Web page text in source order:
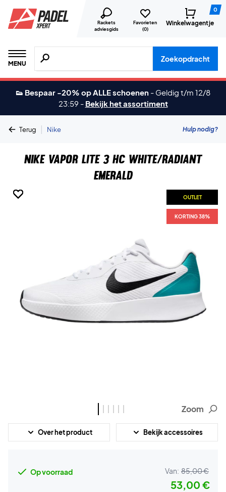
Rackets
adviesgids
Favorieten
(0)
0
Winkelwagentje
MENU
Zoeken naar producten, merken etc.
Zoekopdracht
👟 Bespaar -20% op ALLE schoenen - Geldig t/m 12/8
23:59 - Bekijk het assortiment
Terug | Nike Hulp nodig?
Nike Vapor Lite 3 HC White/Radiant
Emerald
OUTLET
KORTING 38%
OUTLET
KORTING 38%
OUTLET
KORTING 38%
OUTLET
KORTING 38%
OUTLET
KORTING 38%
OUTLET
KORTING 38%
Zoom
Over het product Bekijk accessoires
Op voorraad Van: 85,00 €
53,00 €